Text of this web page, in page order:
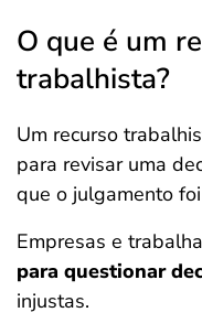
O que é um
trabalhista?
Um recurso
para revisar uma
que o julgamento
Empresas e
para questionar
injustas.